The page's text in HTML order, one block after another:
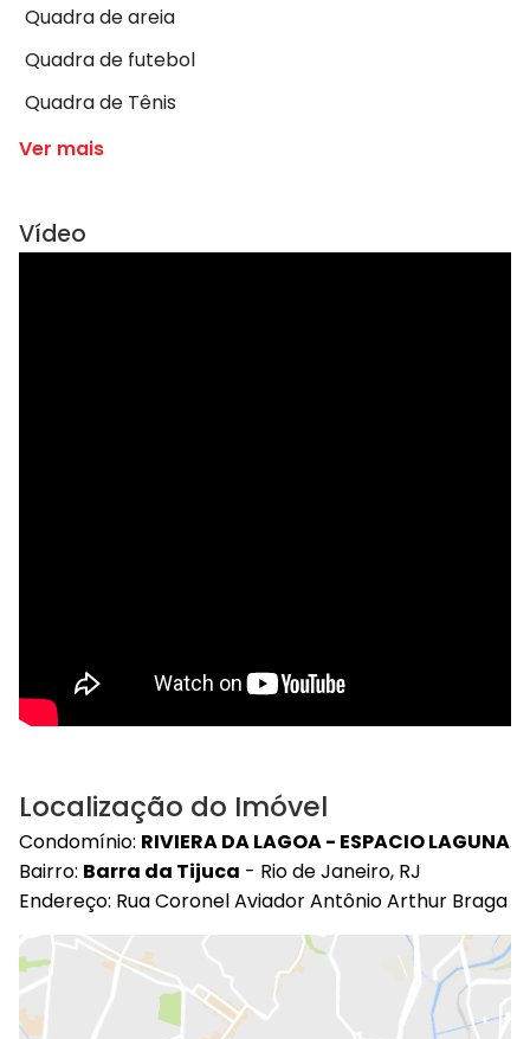
Quadra de areia
Quadra de futebol
Quadra de Tênis
Ver mais
Vídeo
Localização do Imóvel
Condomínio: RIVIERA DA LAGOA - ESPACIO LAGUNA
Bairro: Barra da Tijuca - Rio de Janeiro, RJ
Endereço: Rua Coronel Aviador Antônio Arthur Braga